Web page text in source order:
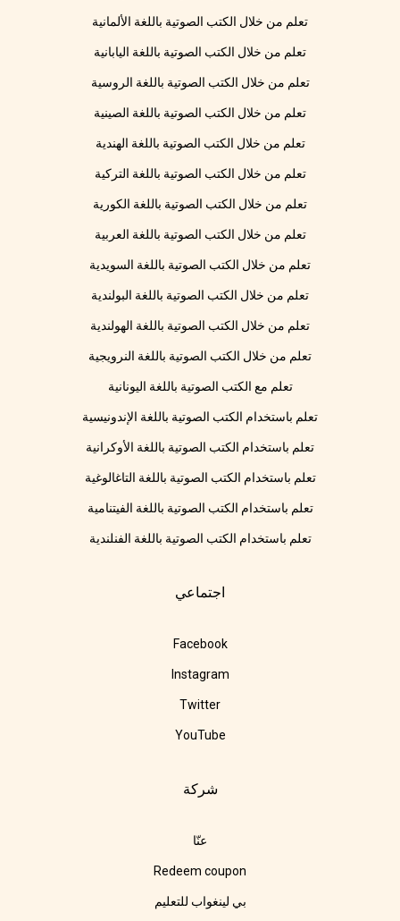
تعلم من خلال الكتب الصوتية باللغة الألمانية
تعلم من خلال الكتب الصوتية باللغة اليابانية
تعلم من خلال الكتب الصوتية باللغة الروسية
تعلم من خلال الكتب الصوتية باللغة الصينية
تعلم من خلال الكتب الصوتية باللغة الهندية
تعلم من خلال الكتب الصوتية باللغة التركية
تعلم من خلال الكتب الصوتية باللغة الكورية
تعلم من خلال الكتب الصوتية باللغة العربية
تعلم من خلال الكتب الصوتية باللغة السويدية
تعلم من خلال الكتب الصوتية باللغة البولندية
تعلم من خلال الكتب الصوتية باللغة الهولندية
تعلم من خلال الكتب الصوتية باللغة النرويجية
تعلم مع الكتب الصوتية باللغة اليونانية
تعلم باستخدام الكتب الصوتية باللغة الإندونيسية
تعلم باستخدام الكتب الصوتية باللغة الأوكرانية
تعلم باستخدام الكتب الصوتية باللغة التاغالوغية
تعلم باستخدام الكتب الصوتية باللغة الفيتنامية
تعلم باستخدام الكتب الصوتية باللغة الفنلندية
اجتماعي
Facebook
Instagram
Twitter
YouTube
شركة
عنّا
Redeem coupon
بي لينغواب للتعليم